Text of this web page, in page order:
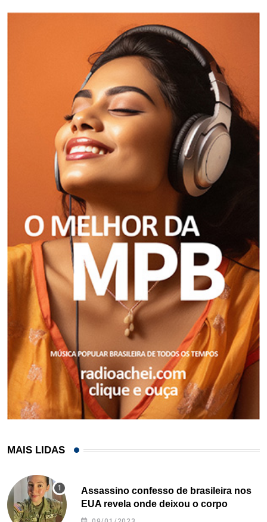
MAIS LIDAS
Assassino confesso de brasileira nos
EUA revela onde deixou o corpo